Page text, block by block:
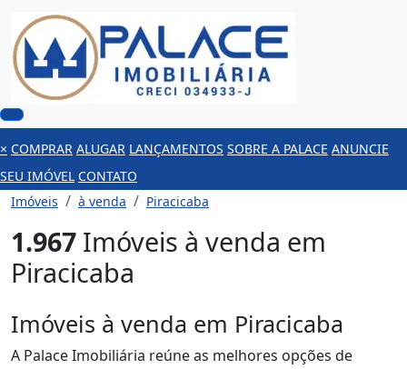
× COMPRAR ALUGAR LANÇAMENTOS SOBRE A PALACE ANUNCIE
SEU IMÓVEL CONTATO
Imóveis
à venda Piracicaba
1.967 Imóveis à venda em
Piracicaba
Imóveis à venda em Piracicaba
A Palace Imobiliária reúne as melhores opções de